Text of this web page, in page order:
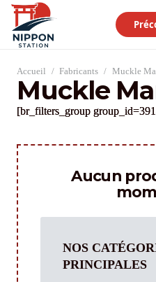
Accueil / Fabricants / Muckle
Muckle
[br_filters_group
Aucun
NOS
PRINCIPALES